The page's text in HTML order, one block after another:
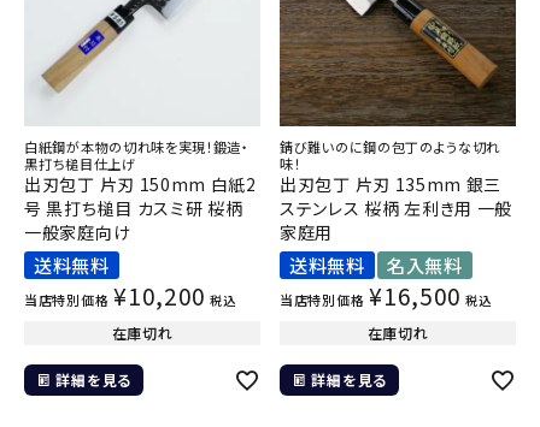
白紙鋼が本物の切れ味を実現！鍛造・
黒打ち槌目仕上げ
出刃包丁 片刃 150mm 白紙2
号 黒打ち槌目 カスミ研 桜柄
一般家庭向け
送料無料
当店特別価格 ¥10,200 税込
在庫切れ
詳細を見る
錆び難いのに鋼の包丁のような切れ
味！
出刃包丁 片刃 135mm 銀三
ステンレス 桜柄 左利き用 一般
家庭用
送料無料 名入無料
当店特別価格 ¥16,500 税込
在庫切れ
詳細を見る